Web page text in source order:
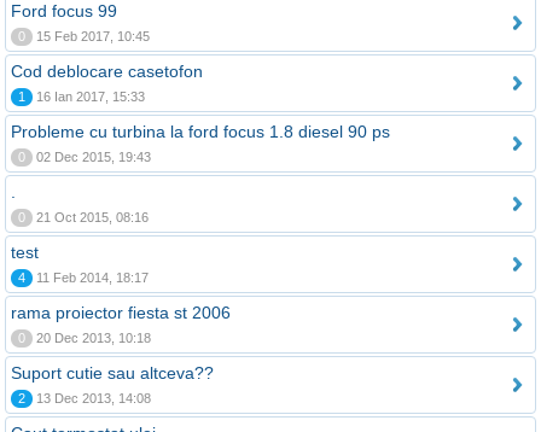
Ford focus 99
0 15 Feb 2017, 10:45
Cod deblocare casetofon
1 16 Ian 2017, 15:33
Probleme cu turbina la ford focus 1.8 diesel 90 ps
0 02 Dec 2015, 19:43
0 21 Oct 2015, 08:16
test
4 11 Feb 2014, 18:17
rama proiector fiesta st 2006
0 20 Dec 2013, 10:18
Suport cutie sau altceva??
2 13 Dec 2013, 14:08